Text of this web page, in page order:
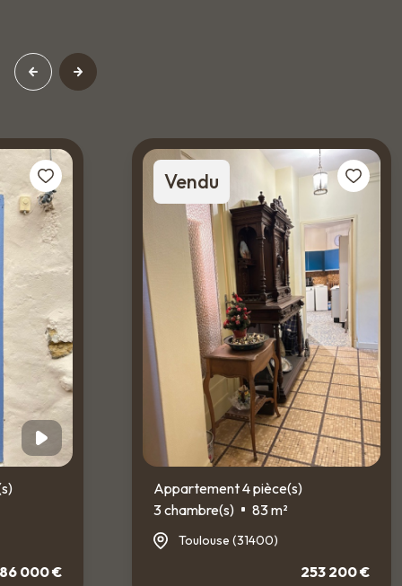
000 €
Vendu
Appartement 4 pièce(s)
3 chambre(s)
83 m²
Toulouse (31400)
253 200 €